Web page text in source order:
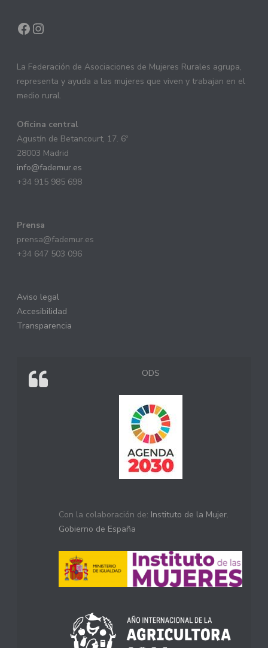
Facebook
Instagram
La Federación de Asociaciones de Mujeres Rurales agrupa,
representa y ayuda a las mujeres que viven y trabajan en el
medio rural.
Oficina central
Agustín de Betancourt, 17. 6º
28003 Madrid
info@fademur.es
+34 915 985 698
Prensa
prensa@fademur.es
+34 647 503 096
Aviso legal
Accesibilidad
Transparencia
ODS
Con la colaboración de: Instituto de la Mujer.
Gobierno de España